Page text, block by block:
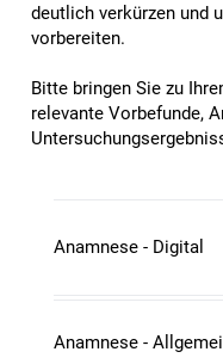
deutlich verkürzen und
vorbereiten.
Bitte bringen Sie zu
relevante Vorbefunde,
Anamnese - Digital
Anamnese -